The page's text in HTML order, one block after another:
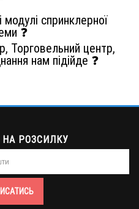
модулі спринклерної
❓
Торговельний центр,
нам підійде ❓
НА РОЗСИЛКУ